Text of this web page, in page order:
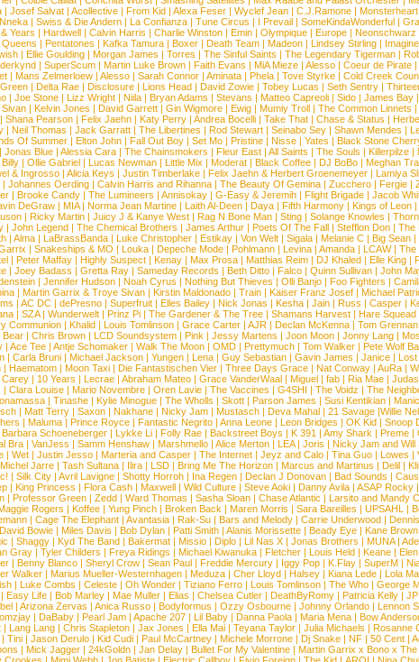
| Josef Salvat | Acollective | From Kid | Alexa Feser | Wyclef Jean | C.J.Ramone | Monsterheart
Nneka | Swiss & Die Andern | La Confianza | Tune Circus | I Prevail | SomeKindaWonderful |
Years | Hardwell| Calvin Harris | Charlie Winston| Emin| Olympique| Europe| Neonschwarz
| Pentatones | Kafka Tamura | Boxer | Death Team | Madeon | Lindsey Stirling |
| Ellie Goulding| Morgan James | Torres | The Sinful Saints | The Legendary Tigerman|
| SuperScum | Martin Luke Brown | Faith Evans | MiA Mieze | Alesso | Coeur de Pirate |
| Mans Zelmerloew| Alesso| Sarah Connor| Aminata| Phela| Tove Styrke| Cold Creek
| Delta Rae| Disclosure| Lions Head| David Zowie| Tobey Lucas | Seth Sentry|
| Joe Stone| Lizz Wright| Niila| Bryan Adams | Stevans | Matteo Capreoli| Sido| James Bay|
| Kelvin Jones | David Garrett | Gin Wigmore | Ewig | Mumiy Troll | The Common Linnets |
| Shana Pearson | Felix Jaehn | Katy Perry | Andrea Bocelli | Take That | Chase & Status |
| Neil Thomas | Jack Garratt| The Libertines | Rod Stewart| Seinabo Sey| Shawn Mendes |
Of Summer| Elton John| Fall Out Boy| Set Mo| Pristine| Nisse| Yates | Black Stone
Jonas Blue| Alessia Cara| The Chainsmokers | Fleur East| All Saints | The Souls | Killerpilze|
Billy| Ollie Gabriel| Lucas Newman| Little Mix | Moderat| Black Coffee| DJ BoBo| Meghan
& Ingrosso | Alicia Keys | Justin Timberlake | Felix Jaehn & Herbert Groenemeyer | Lamiya
| Johannes Oerding| Calvin Harris and Rihanna| The Beauty Of Gemina| Zucchero| Fergie|
| Brooke Candy| The Lumineers | Annisokay| G-Easy & Jeremih| Flight Brigade| Jacob
DeGraw | MIA| Norma Jean Martine | Laith Al-Deen | Daya | Fifth Harmony | Kings of Leon |
| Ricky Martin | Juicy J & Kanye West | Rag N Bone Man | Sting | Solange Knowles |
| John Legend | The Chemical Brothers | James Arthur | Poets Of The Fall | Stefflon Don | The
| Alma| LaBrassBanda| Luke Christopher| Estikay| Von Welt| Sigala| Melanie C| Big Sean|
| Snakeships & MO | Louka | Depeche Mode | Pohlmann | Levina | Amanda | LCAW| The
| Peter Maffay | Highly Suspect | Kenay | Max Prosa | Matthias Reim | DJ Khaled | Elle King |
| Joey Badass | Gretta Ray| Sameday Records | Beth Ditto| Falco| Quinn Sullivan| John
| Jennifer Hudson| Noah Cyrus | Nothing But Thieves | Olli Banjo| Foo Fighters |
| Martin Garrix & Troye Sivan | Kirstin Maldonado | Train | Kaiser Franz Josef | Michael
| AC DC| dePresno| Superfruit| Elles Bailey| Nick Jonas | Kesha| Jain| Russ | Casper|
| SZA| Wunderwelt| Prinz Pi| The Gardener & The Tree| Shamans Harvest| Hare Squead
Communion | Khalid | Louis Tomlinson | Grace Carter | AJR | Declan McKenna | Tom Grennan
Bear | Chris Brown | LCD Soundsystem | Pink | Jessy Martens | Joon Moon | Jonny Lang |
| Ace Tee | Antje Schomaker | Walk The Moon | OMD | Prettymuch | Tom Walker | Pete Wolf
| Carla Bruni| Michael Jackson| Yungen| Lena| Guy Sebastian| Gavin James | Janice| Lost
| Haematom| Moon Taxi| Die Fantastischen Vier| Three Days Grace| Nat Conway| AuRa|
Carey | 10 Years | Lecrae | Abraham Mateo | Grace VanderWaal | Miguel | fab | Ria Mae |
| Clara Louise| Mario Novembre| Oren Lavie| The Vaccines | G4SHI | The Voidz | The
| Tinashe | Kylie Minogue | The Wholls | Skott | Parson James | Susi Kentikian |
| Matt Terry| Saxon| Nakhane| Nicky Jam| Mustasch| Deva Mahal| 21 Savage|Willie
| Maluma | Prince Royce | Fantastic Negrito | Anna Leone | Leon Bridges | OK Kid | Snoop
Barbara Schoeneberger| Lykke Li| Folly Rae| Backstreet Boys | K 391 | Amy Shark | Preme|
Bra| VanJess | Samm Henshaw| Marshmello| Alice Merton| LEA| Joris | Nicky Jam and Will
| Wet| Justin Jesso| Marteria and Casper| The Internet| Jeyz and Calo| Tina Guo| Lowes |
Jarre| Tash Sultana| Ilira| LSD| Bring Me The Horizon| Marcus and Martinus | Delil|
| Silk City | Avril Lavigne | Shotty Horroh | Ina Regen | Declan J Donovan | Bad Sounds |
| King Princess | Flora Cash| Maxwell| Wild Culture| Steve Aoki| Danny Avila| ASAP Rocky|
| Professor Green| Zedd| Ward Thomas | Sasha Sloan| Chase Atlantic | Larsito and Mandy
Rogers | Koffee| Yung Pinch| Broken Back | Maren Morris | Sara Bareilles | UPSAHL |
| Cage The Elephant| Avantasia| Rak-Su| Bars and Melody| Carrie Underwood|
David Bowie | Miles Davis | Bob Dylan | Patti Smith | Alanis Morissette | Beady Eye | Kane Brown
| Shaggy| Kyd The Band| Bakermat| Missio| Diplo| Lil Nas X| Jonas Brothers | MUNA|
Gray| Tyler Childers | Freya Ridings | Michael Kiwanuka| Fletcher| Louis Held| Keane| Elen
| Benny Blanco| Sheryl Crow| Sean Paul| Freddie Mercury| Iggy Pop| K.Flay| SuperM|
Walker| Marius Mueller-Westernhagen| Meduza| Cher Lloyd| Halsey| Kiana Lede| Lola
| Luke Combs | Celeste | Oh Wonder | Tiziano Ferro | Louis Tomlinson | The Who | George
Easy Life| Bob Marley| Mae Muller| Elias | Chelsea Cutler| DeathByRomy| Patricia Kelly|
| Arizona Zervas | Anica Russo| Bodyformus | Ozzy Osbourne| Johnny Orlando| Lennon
| DaBaby| Pearl Jam| Apache 207| Lil Baby| Danna Paola| Maria Mena| Bow
| Lang Lang | Chris Stapleton | Jax Jones | Ella Mai | Teyana Taylor | Julia Michaels | Rosanne
Tini| Jason Derulo| Kid Cudi| Paul McCartney| Michele Morrone| Dj Snake| NF| 50 Cent|
| Mick Jagger | 24kGoldn | Jan Delay | Bullet For My Valentine | Martin Garrix x Bono x The